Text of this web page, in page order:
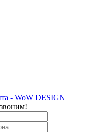
- WoW DESIGN